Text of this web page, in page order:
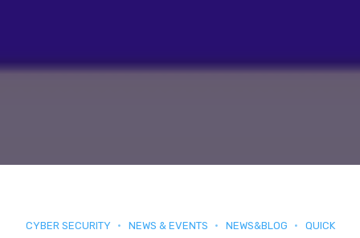
CYBER SECURITY NEWS & EVENTS NEWS&BLOG
QUICK